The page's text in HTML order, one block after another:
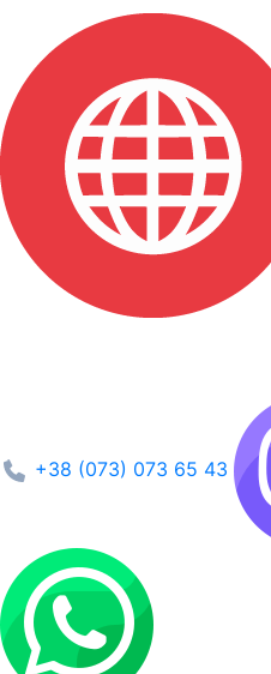
+38 (073) 073 65 43